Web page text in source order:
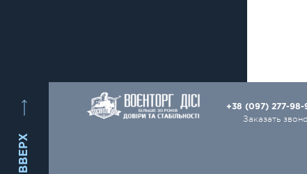
ВВЕРХ
+38 (097) 277-98-
Заказать